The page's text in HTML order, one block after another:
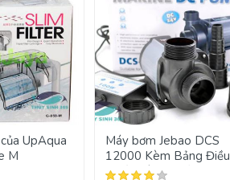
UpAqua
M
Máy bơm Jebao DCS
12000 Kèm Bảng Điều
Khiển Công Suất Bơm